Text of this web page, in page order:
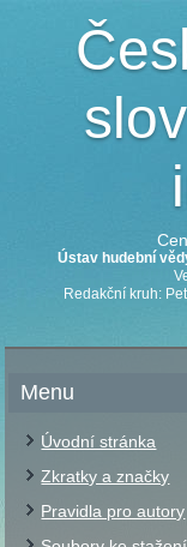
Ústav hudební
Redakční kruh:
Menu
Úvodní stránka
Zkratky a značky
Pravidla pro autory